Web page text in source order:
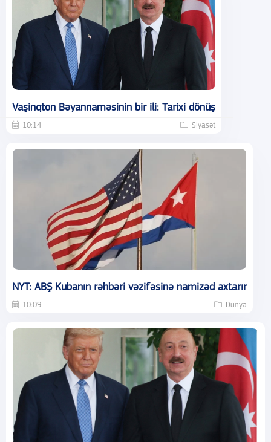
Vaşinqton Bəyannaməsinin bir ili: Tarixi dönüş
10:14 Siyasət
NYT: ABŞ Kubanın rəhbəri vəzifəsinə namizəd axtarır
10:09 Dünya